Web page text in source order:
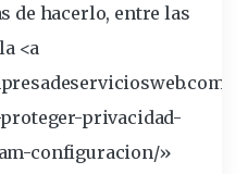
de hacerlo, entre las
<a
privacidad-
configuracion/»